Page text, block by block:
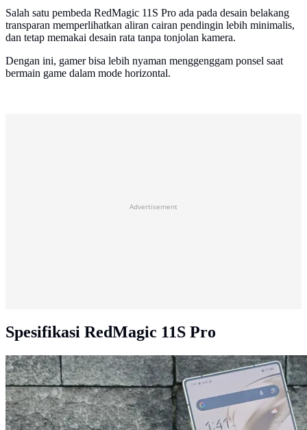
Salah satu pembeda RedMagic 11S Pro ada pada desain belakang
transparan memperlihatkan aliran cairan pendingin lebih minimalis,
dan tetap memakai desain rata tanpa tonjolan kamera.
Dengan ini, gamer bisa lebih nyaman menggenggam ponsel saat
bermain game dalam mode horizontal.
Advertisement
Spesifikasi RedMagic 11S Pro